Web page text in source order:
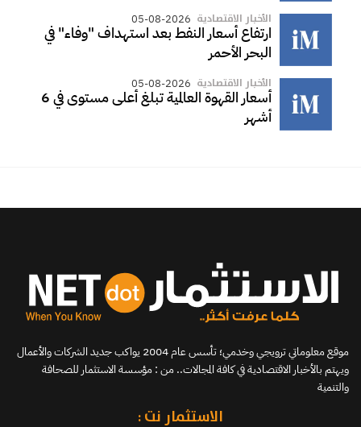
الأخبار الاقتصادية 05-08-2026
ارتفاع أسعار النفط بعد استهداف "وفاء" في
البحر الأحمر
الأخبار الاقتصادية 05-08-2026
أسعار القهوة العالمية تبلغ أعلى مستوى في 6
أشهر
موقع معلوماتي ترويجي وخدمي؛ تأسس عام 2004 يواكب جديد الشركات والأعمال
ويهتم بالأخبار الاقتصادية في كافة المجالات.. من : مؤسسة الاستثمار للصحافة
والتنمية
الاستثمار نت :